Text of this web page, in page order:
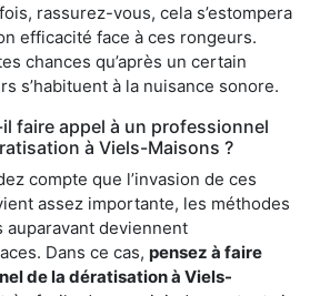
rassurez-vous, cela s’estompera
efficacité face à ces rongeurs.
chances qu’après un certain
s’habituent à la nuisance sonore.
faire appel à un professionnel
à Viels-Maisons ?
compte que l’invasion de ces
assez importante, les méthodes
deviennent
Dans ce cas, pensez à faire
de la dératisation à Viels-